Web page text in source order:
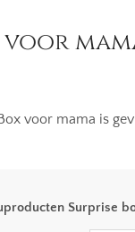
voor mama is
Surprise